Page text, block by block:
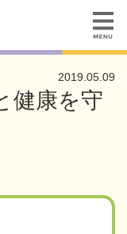
2019.05.09
健康を守